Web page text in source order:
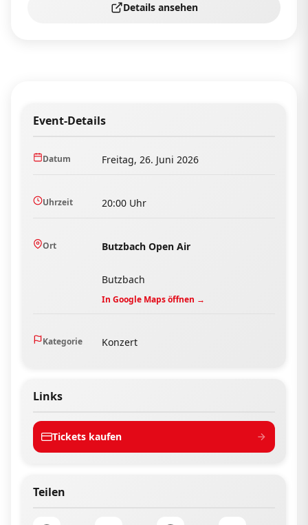
Details ansehen
Event-Details
Datum Freitag, 26. Juni 2026
Uhrzeit 20:00 Uhr
Ort Butzbach Open Air
Butzbach
In Google Maps öffnen →
Kategorie Konzert
Links
Tickets kaufen
Teilen